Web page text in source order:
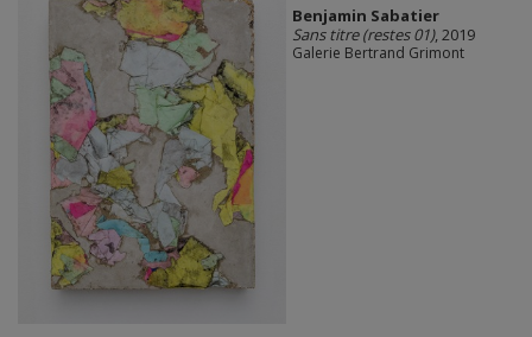
Benjamin Sabatier
Sans titre (restes 01), 2019
Galerie Bertrand Grimont